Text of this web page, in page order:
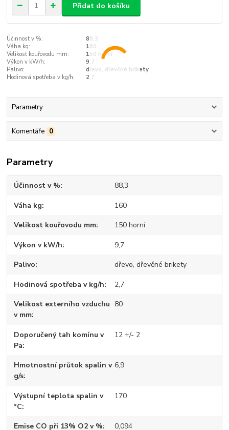
Přidat do košíku
Účinnost v %:
88,3
Váha kg:
160
Velikost kouřovodu mm:
150 horní
Výkon v kW/h:
9,7
Palivo:
dřevo, dřevěné brikety
Hodinová spotřeba v kg/h:
2,7
Parametry
Komentáře 0
Parametry
Účinnost v % 88,3
Váha kg 160
Velikost kouřovodu mm 150 horní
Výkon v kW/h 9,7
Palivo dřevo, dřevěné brikety
Hodinová spotřeba v kg/h 2,7
Velikost externího vzduchu
v mm
80
Doporučený tah komínu v
Pa
12 +/- 2
Hmotnostní průtok spalin v
g/s
6,9
Výstupní teplota spalin v
°C
170
Emise CO při 13% O2 v % 0,094